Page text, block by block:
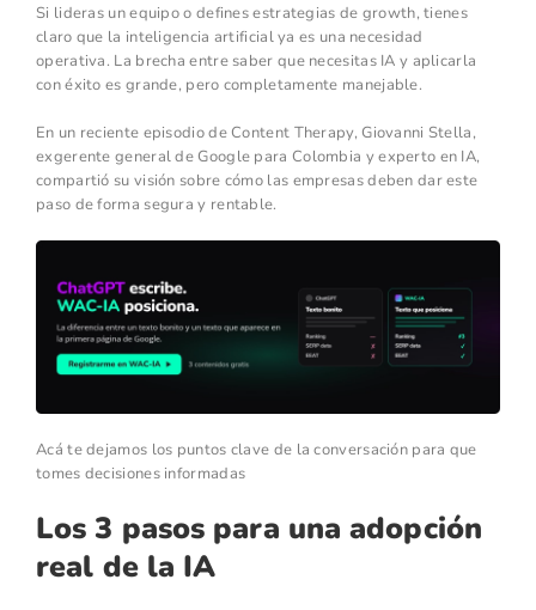
Si lideras un equipo o defines estrategias de growth, tienes
claro que la inteligencia artificial ya es una necesidad
operativa. La brecha entre saber que necesitas IA y aplicarla
con éxito es grande, pero completamente manejable.
En un reciente episodio de Content Therapy, Giovanni Stella,
exgerente general de Google para Colombia y experto en IA,
compartió su visión sobre cómo las empresas deben dar este
paso de forma segura y rentable.
Acá te dejamos los puntos clave de la conversación para que
tomes decisiones informadas
Los 3 pasos para una adopción
real de la IA